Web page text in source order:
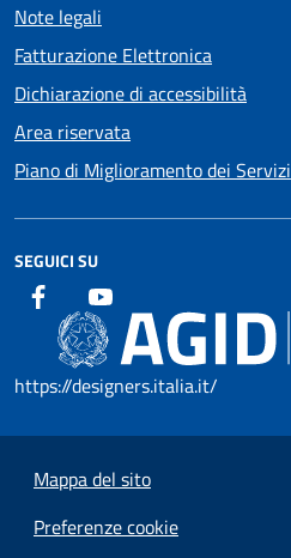
Note legali
Fatturazione Elettronica
Dichiarazione di accessibilità
Area riservata
Piano di Miglioramento dei Servizi
SEGUICI SU
https://designers.italia.it/
Mappa del sito
Preferenze cookie